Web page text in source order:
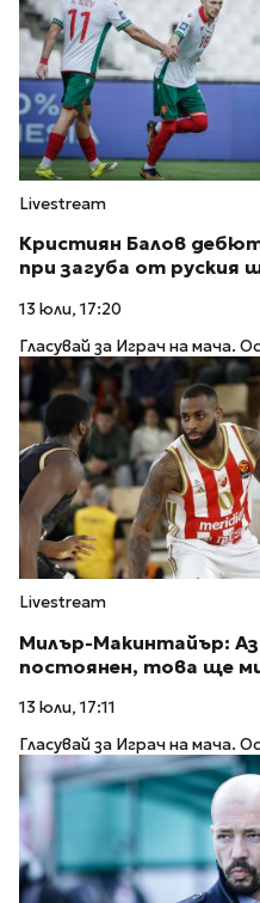
Livestream
Кристиян Балов
при загуба от руския
13 юли, 17:20
Гласувай за Играч на мача.
Livestream
Милър-Макинтайър:
постоянен, това ще
13 юли, 17:11
Гласувай за Играч на мача.